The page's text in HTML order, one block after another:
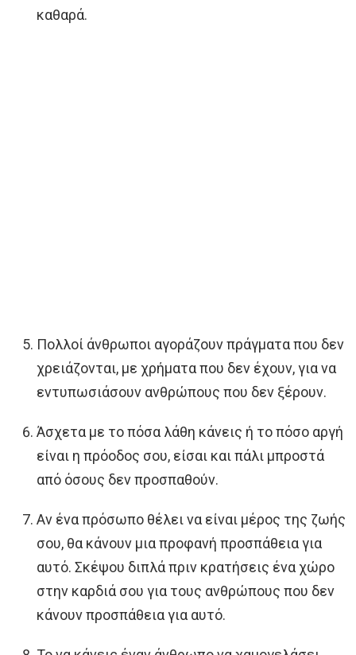
καθαρά.
Πολλοί άνθρωποι αγοράζουν πράγματα που δεν
χρειάζονται, με χρήματα που δεν έχουν, για να
εντυπωσιάσουν ανθρώπους που δεν ξέρουν.
Άσχετα με το πόσα λάθη κάνεις ή το πόσο αργή
είναι η πρόοδος σου, είσαι και πάλι μπροστά
από όσους δεν προσπαθούν.
Αν ένα πρόσωπο θέλει να είναι μέρος της ζωής
σου, θα κάνουν μια προφανή προσπάθεια για
αυτό. Σκέψου διπλά πριν κρατήσεις ένα χώρο
στην καρδιά σου για τους ανθρώπους που δεν
κάνουν προσπάθεια για αυτό.